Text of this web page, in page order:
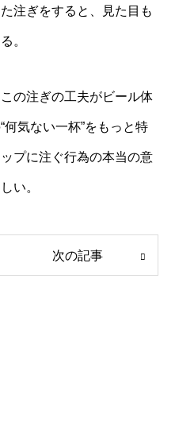
注ぎをすると、見た目も
。
の注ぎの工夫がビール体
気ない一杯”をもっと特
プに注ぐ行為の本当の意
い。
次の記事